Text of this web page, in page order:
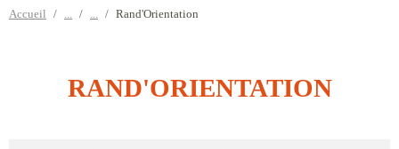
Accueil Rand'Orientation
RAND'ORIENTATION